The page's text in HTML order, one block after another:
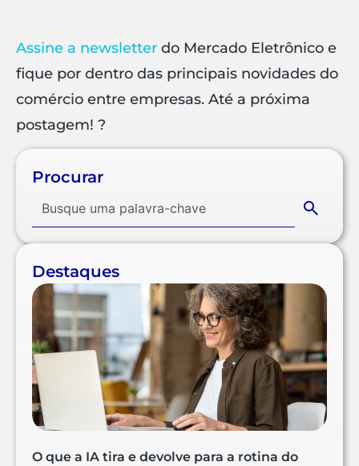
Assine a newsletter do Mercado Eletrônico e
fique por dentro das principais novidades do
comércio entre empresas. Até a próxima
postagem! ?
Procurar
Destaques
O que a IA tira e devolve para a rotina do